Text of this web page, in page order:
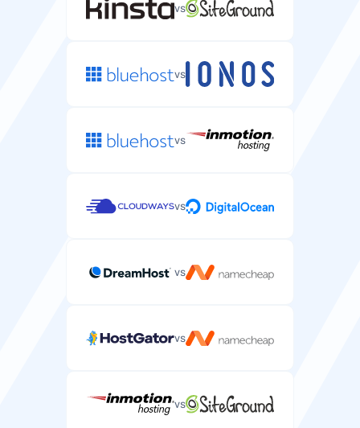
vs
vs
vs
vs
vs
vs
vs